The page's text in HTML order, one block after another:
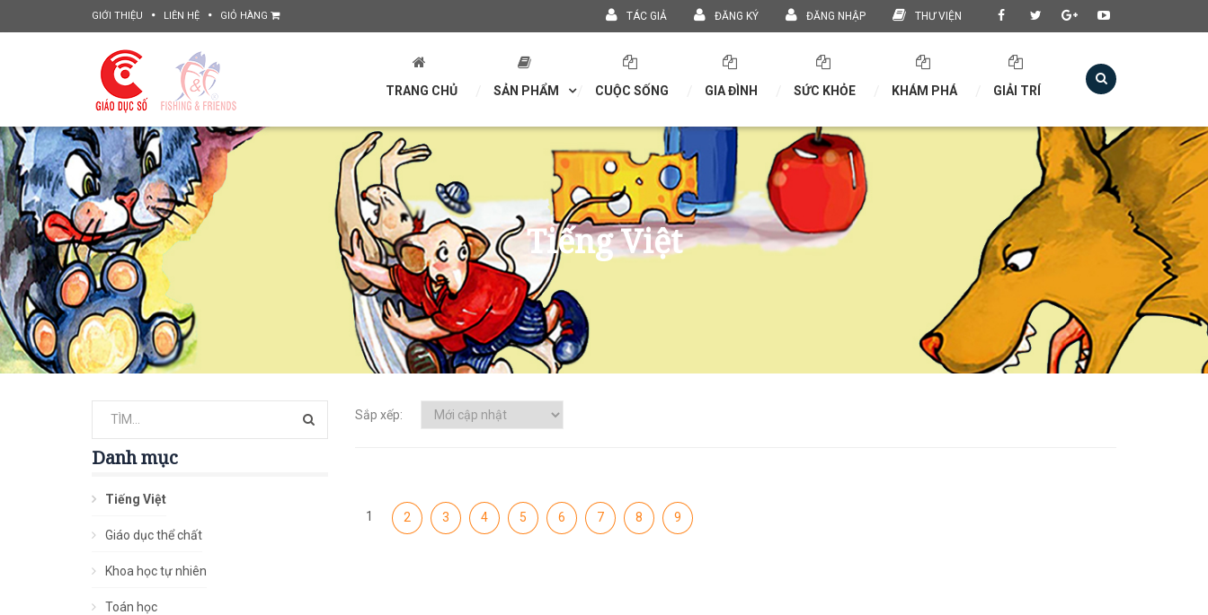
GIỚI THIỆU LIÊN HỆ GIỎ HÀNG TÁC GIẢ ĐĂNG KÝ ĐĂNG NHẬP THƯ VIỆN
TRANG CHỦ SẢN PHẨM CUỘC SỐNG GIA ĐÌNH SỨC KHỎE KHÁM PHÁ GIẢI TRÍ
Tiếng Việt
Sắp xếp:
1 2 3 4 5 6 7 8 9
Danh mục
Tiếng Việt
Giáo dục thể chất
Khoa học tự nhiên
Toán học